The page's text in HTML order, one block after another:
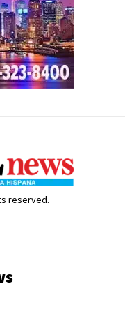
reserved.